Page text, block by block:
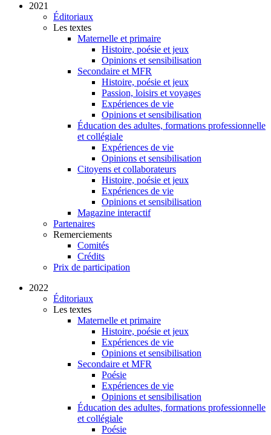
2021
Éditoriaux
Les textes
Maternelle et primaire
Histoire, poésie et jeux
Opinions et sensibilisation
Secondaire et MFR
Histoire, poésie et jeux
Passion, loisirs et voyages
Expériences de vie
Opinions et sensibilisation
Éducation des adultes, formations professionnelle
et collégiale
Expériences de vie
Opinions et sensibilisation
Citoyens et collaborateurs
Histoire, poésie et jeux
Expériences de vie
Opinions et sensibilisation
Magazine interactif
Partenaires
Remerciements
Comités
Crédits
Prix de participation
2022
Éditoriaux
Les textes
Maternelle et primaire
Histoire, poésie et jeux
Expériences de vie
Opinions et sensibilisation
Secondaire et MFR
Poésie
Expériences de vie
Opinions et sensibilisation
Éducation des adultes, formations professionnelle
et collégiale
Poésie